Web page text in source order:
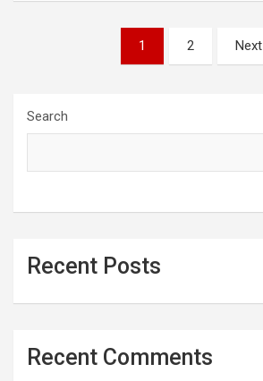
1 2 Next
Search
Recent Posts
Recent Comments